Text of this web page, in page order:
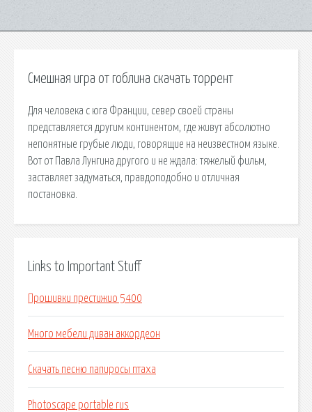
Смешная игра от гоблина скачать торрент
Для человека с юга Франции, север своей страны
представляется другим континентом, где живут абсолютно
непонятные грубые люди, говорящие на неизвестном языке.
Вот от Павла Лунгина другого и не ждала: тяжелый фильм,
заставляет задуматься, правдоподобно и отличная
постановка.
Links to Important Stuff
Прошивки престижио 5400
Много мебели диван аккордеон
Скачать песню папиросы птаха
Photoscape portable rus